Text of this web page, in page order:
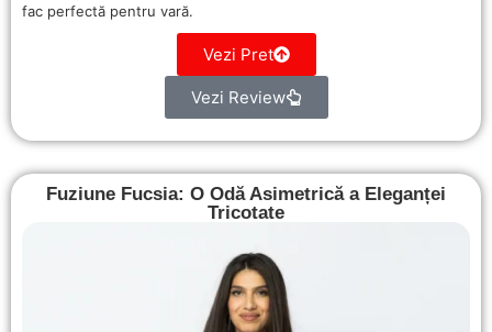
fac perfectă pentru vară.
Vezi Pret
Vezi Review
Fuziune Fucsia: O Odă Asimetrică a Eleganței
Tricotate